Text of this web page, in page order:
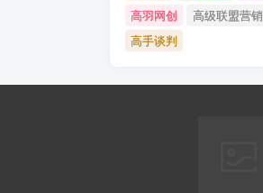
高羽网创
高级联盟营销
高手谈判